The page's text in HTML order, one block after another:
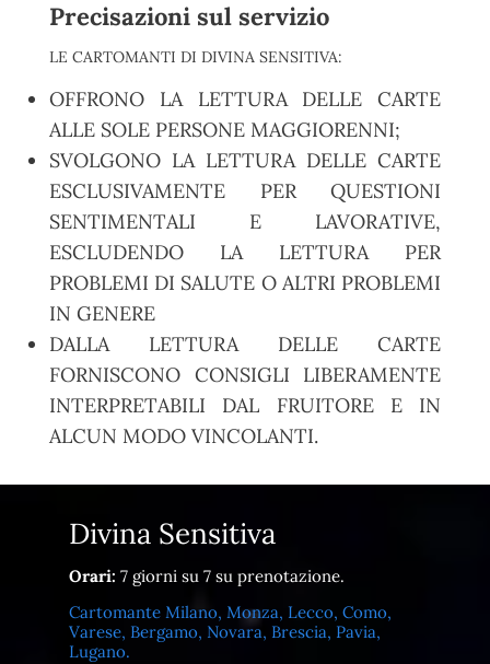
Precisazioni sul servizio
LE CARTOMANTI DI DIVINA SENSITIVA:
OFFRONO LA LETTURA DELLE CARTE
ALLE SOLE PERSONE MAGGIORENNI;
SVOLGONO LA LETTURA DELLE CARTE
ESCLUSIVAMENTE PER QUESTIONI
SENTIMENTALI E LAVORATIVE,
ESCLUDENDO LA LETTURA PER
PROBLEMI DI SALUTE O ALTRI PROBLEMI
IN GENERE
DALLA LETTURA DELLE CARTE
FORNISCONO CONSIGLI LIBERAMENTE
INTERPRETABILI DAL FRUITORE E IN
ALCUN MODO VINCOLANTI.
Divina Sensitiva
Orari: 7 giorni su 7 su prenotazione.
Cartomante Milano, Monza, Lecco, Como,
Varese, Bergamo, Novara, Brescia, Pavia,
Lugano.